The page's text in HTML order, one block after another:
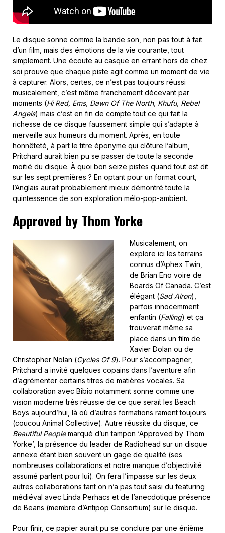
Le disque sonne comme la bande son, non pas tout à fait
d’un film, mais des émotions de la vie courante, tout
simplement. Une écoute au casque en errant hors de chez
soi prouve que chaque piste agit comme un moment de vie
à capturer. Alors, certes, ce n’est pas toujours réussi
musicalement, c’est même franchement décevant par
moments (Hi Red, Ems, Dawn Of The North, Khufu, Rebel
Angels) mais c’est en fin de compte tout ce qui fait la
richesse de ce disque faussement simple qui s’adapte à
merveille aux humeurs du moment. Après, en toute
honnêteté, à part le titre éponyme qui clôture l’album,
Pritchard aurait bien pu se passer de toute la seconde
moitié du disque. À quoi bon seize pistes quand tout est dit
sur les sept premières ? En optant pour un format court,
l’Anglais aurait probablement mieux démontré toute la
quintessence de son exploration mélo-pop-ambient.
Approved by Thom Yorke
Musicalement, on
explore ici les terrains
connus d’Aphex Twin,
de Brian Eno voire de
Boards Of Canada. C’est
élégant (Sad Alron),
parfois innocemment
enfantin (Falling) et ça
trouverait même sa
place dans un film de
Xavier Dolan ou de
Christopher Nolan (Cycles Of 9). Pour s’accompagner,
Pritchard a invité quelques copains dans l’aventure afin
d’agrémenter certains titres de matières vocales. Sa
collaboration avec Bibio notamment sonne comme une
vision moderne très réussie de ce que serait les Beach
Boys aujourd’hui, là où d’autres formations rament toujours
(coucou Animal Collective). Autre réussite du disque, ce
Beautiful Peoplemarqué d’un tampon ‘Approved by Thom
Yorke’, la présence du leader de Radiohead sur un disque
annexe étant bien souvent un gage de qualité (ses
nombreuses collaborations et notre manque d’objectivité
assumé parlent pour lui). On fera l’impasse sur les deux
autres collaborations tant on n’a pas tout saisi du featuring
médiéval avec Linda Perhacs et de l’anecdotique présence
de Beans (membre d’Antipop Consortium) sur le disque.
Pour finir, ce papier aurait pu se conclure par une énième